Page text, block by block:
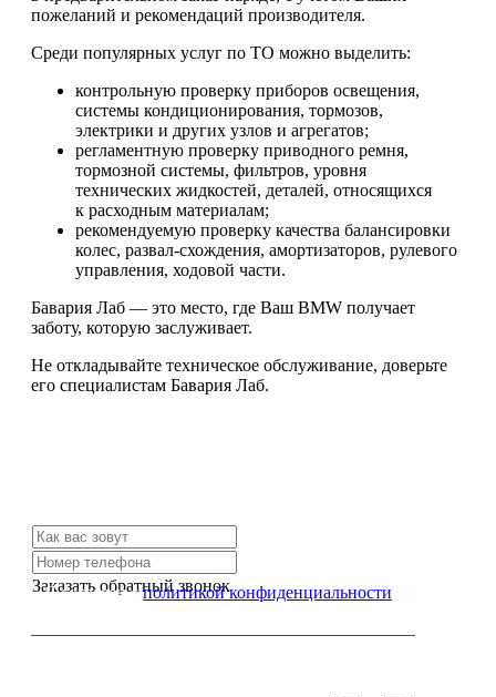
пожеланий и рекомендаций производителя.
Среди популярных услуг по ТО можно выделить:
контрольную проверку приборов освещения,
системы кондиционирования, тормозов,
электрики и других узлов и агрегатов;
регламентную проверку приводного ремня,
тормозной системы, фильтров, уровня
технических жидкостей, деталей, относящихся
к расходным материалам;
рекомендуемую проверку качества балансировки
колес, развал-схождения, амортизаторов, рулевого
управления, ходовой части.
Бавария Лаб — это место, где Ваш BMW получает
заботу, которую заслуживает.
Не откладывайте техническое обслуживание, доверьте
его специалистам Бавария Лаб.
Заказать обратный звонок
Я согласен сполитикой конфиденциальности